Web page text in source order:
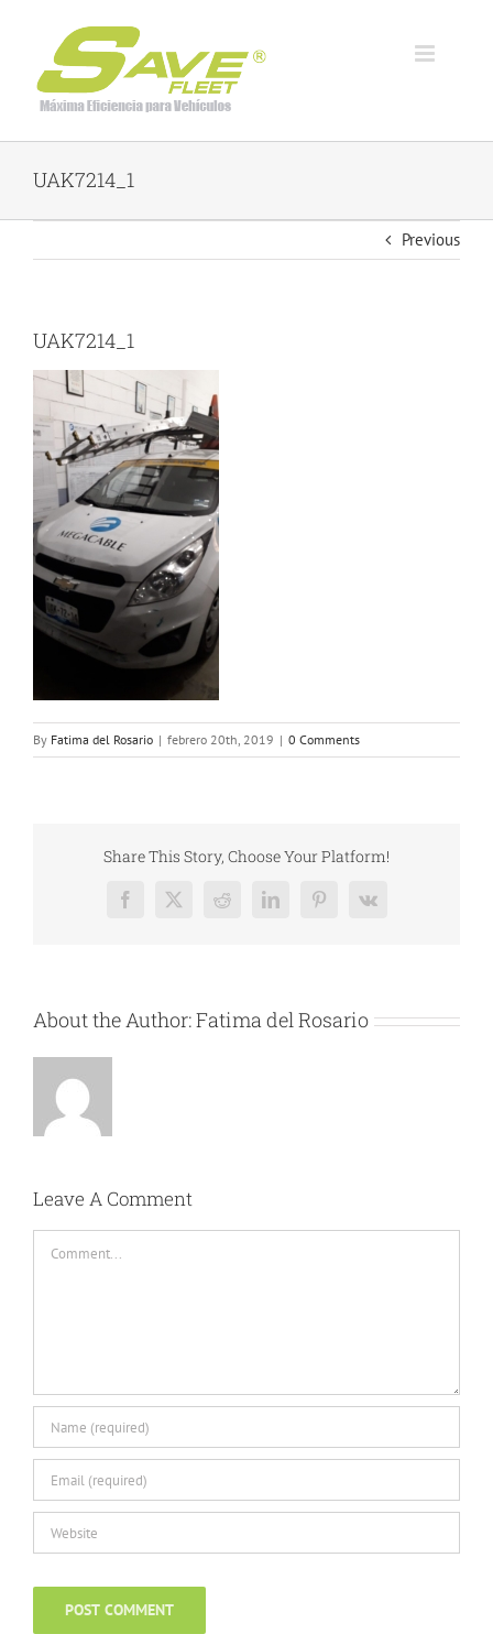
content
UAK7214_1
Previous
UAK7214_1
By Fatima del Rosario | febrero 20th, 2019 | 0 Comments
Share This Story, Choose Your Platform!
Facebook
X RedditLinkedInPinterest
Vk
About the Author:Fatima del Rosario
Leave A Comment